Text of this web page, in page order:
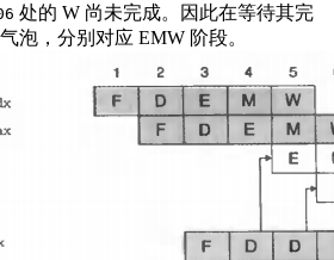
处的 W 尚未完成。因此在等待其完
泡，分别对应 EMW 阶段。